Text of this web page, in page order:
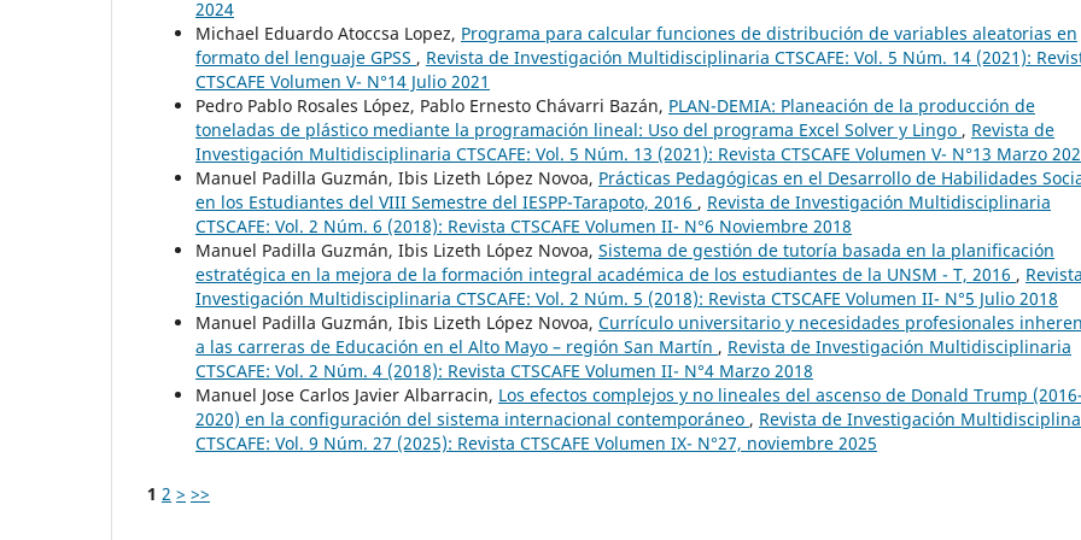
2024
Michael Eduardo Atoccsa Lopez, Programa para calcular funciones de distribución de variables aleatorias en
formato del lenguaje GPSS , Revista de Investigación Multidisciplinaria CTSCAFE: Vol. 5 Núm. 14 (2021):
CTSCAFE Volumen V- N°14 Julio 2021
Pedro Pablo Rosales López, Pablo Ernesto Chávarri Bazán, PLAN-DEMIA: Planeación de la producción de
toneladas de plástico mediante la programación lineal: Uso del programa Excel Solver y Lingo , Revista de
Investigación Multidisciplinaria CTSCAFE: Vol. 5 Núm. 13 (2021): Revista CTSCAFE Volumen V- N°13 Marzo
Manuel Padilla Guzmán, Ibis Lizeth López Novoa, Prácticas Pedagógicas en el Desarrollo de Habilidades
en los Estudiantes del VIII Semestre del IESPP-Tarapoto, 2016 , Revista de Investigación Multidisciplinaria
CTSCAFE: Vol. 2 Núm. 6 (2018): Revista CTSCAFE Volumen II- N°6 Noviembre 2018
Manuel Padilla Guzmán, Ibis Lizeth López Novoa, Sistema de gestión de tutoría basada en la planificación
estratégica en la mejora de la formación integral académica de los estudiantes de la UNSM - T, 2016 ,
Investigación Multidisciplinaria CTSCAFE: Vol. 2 Núm. 5 (2018): Revista CTSCAFE Volumen II- N°5 Julio 2018
Manuel Padilla Guzmán, Ibis Lizeth López Novoa, Currículo universitario y necesidades profesionales
a las carreras de Educación en el Alto Mayo – región San Martín , Revista de Investigación Multidisciplinaria
CTSCAFE: Vol. 2 Núm. 4 (2018): Revista CTSCAFE Volumen II- N°4 Marzo 2018
Manuel Jose Carlos Javier Albarracin, Los efectos complejos y no lineales del ascenso de Donald Trump
2020) en la configuración del sistema internacional contemporáneo , Revista de Investigación
CTSCAFE: Vol. 9 Núm. 27 (2025): Revista CTSCAFE Volumen IX- N°27, noviembre 2025
1 2 > >>